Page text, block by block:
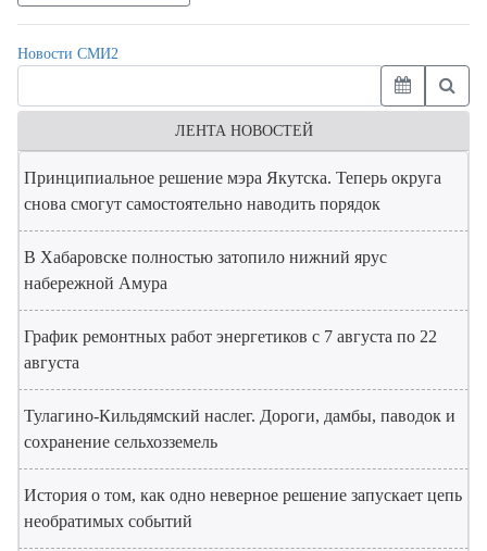
Новости СМИ2
ЛЕНТА НОВОСТЕЙ
Принципиальное решение мэра Якутска. Теперь округа
снова смогут самостоятельно наводить порядок
В Хабаровске полностью затопило нижний ярус
набережной Амура
График ремонтных работ энергетиков с 7 августа по 22
августа
Тулагино-Кильдямский наслег. Дороги, дамбы, паводок и
сохранение сельхозземель
История о том, как одно неверное решение запускает цепь
необратимых событий